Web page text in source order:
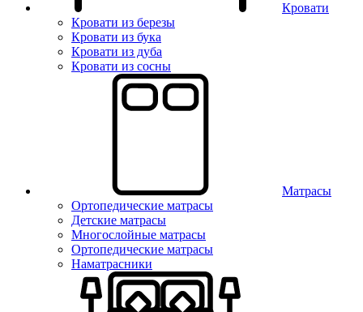
Кровати
Кровати из березы
Кровати из бука
Кровати из дуба
Кровати из сосны
Матрасы
Ортопедические матрасы
Детские матрасы
Многослойные матрасы
Ортопедические матрасы
Наматрасники